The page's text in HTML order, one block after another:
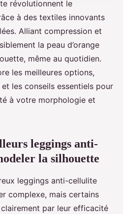
révolutionnent le
à des textiles innovants
Alliant compression et
la peau d’orange
même au quotidien.
les meilleures options,
les conseils essentiels pour
à votre morphologie et
leggings anti-
la silhouette
leggings anti-cellulite
complexe, mais certains
par leur efficacité